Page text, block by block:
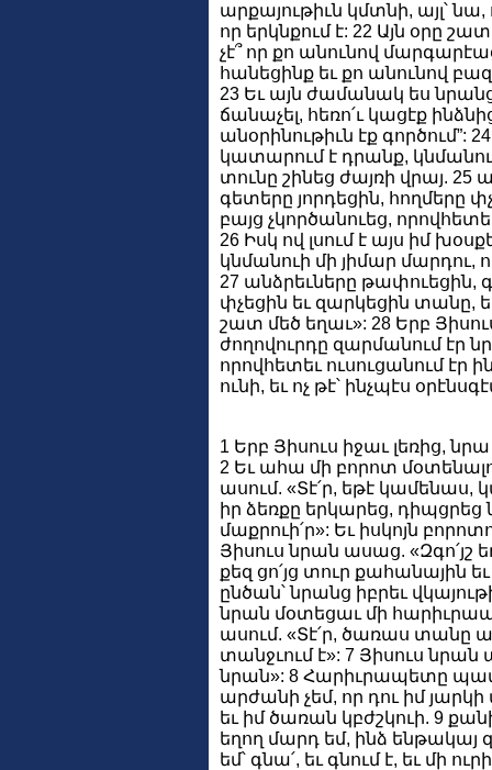
արքայութիւն կմտնի, այլ՝
որ երկնքում է: 22 Այն օրը
չէ՞ որ քո անունով
հանեցինք եւ քո անունով
23 Եւ այն ժամանակ ես
ճանաչել, հեռո՛ւ կացէք
անօրինութիւն էք գործում”:
կատարում է դրանք,
տունը շինեց ժայռի վրայ. 25
գետերը յորդեցին, հողմերը
բայց չկործանուեց,
26 Իսկ ով լսում է այս իմ
կնմանուի մի յիմար մարդու,
27 անձրեւները
փչեցին եւ զարկեցին տանը,
շատ մեծ եղաւ»: 28 Երբ
ժողովուրդը զարմանում էր
որովհետեւ ուսուցանում էր
ունի, եւ ոչ թէ՝ ինչպէս
1 Երբ Յիսուս իջաւ լեռից,
2 Եւ ահա մի բորոտ
ասում. «Տէ՛ր, եթէ կամենաս,
իր ձեռքը երկարեց,
մաքրուի՛ր»: Եւ իսկոյն
Յիսուս նրան ասաց. «Զգո՛յշ
քեզ ցո՛յց տուր քահանային
ընծան՝ նրանց իբրեւ
նրան մօտեցաւ մի
ասում. «Տէ՛ր, ծառաս տանը
տանջւում է»: 7 Յիսուս
նրան»: 8 Հարիւրապետը
արժանի չեմ, որ դու իմ
եւ իմ ծառան կբժշկուի. 9
եղող մարդ եմ, ինձ ենթակայ
եմ՝ գնա՛, եւ գնում է, եւ մի